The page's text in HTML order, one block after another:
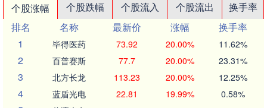
个股涨幅 个股跌幅 个股流入 个股流出
换手率
排名
名称 最新价 涨幅
换手率
1
毕得医药 73.92 20.00% 11.62%
2 百普赛斯 77.7 20.00% 23.31%
3 北方长龙 113.23 20.00% 12.25%
4 蓝盾光电 22.81 19.99% 0.58%